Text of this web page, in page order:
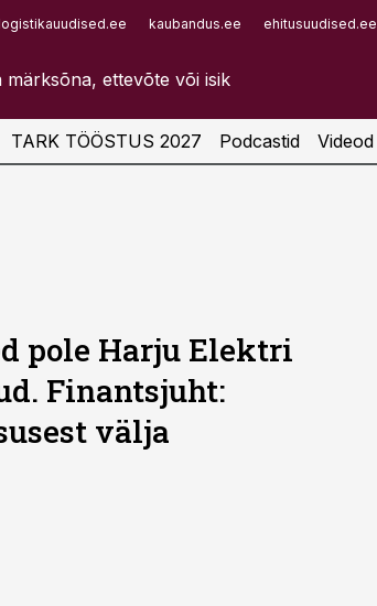
kaubandus.ee ehitusuudised.ee
Infopank
TARK TÖÖSTUS 2027 Podcastid Videod
pole Harju Elektri
Finantsjuht:
välja